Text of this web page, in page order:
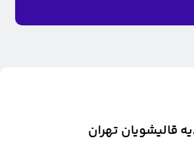
قالیشویان تهران